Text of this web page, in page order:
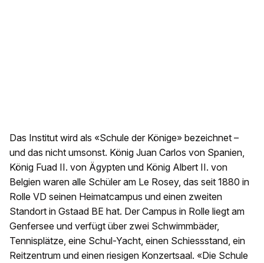
Das Institut wird als «Schule der Könige» bezeichnet –
und das nicht umsonst. König Juan Carlos von Spanien,
König Fuad II. von Ägypten und König Albert II. von
Belgien waren alle Schüler am Le Rosey, das seit 1880 in
Rolle VD seinen Heimatcampus und einen zweiten
Standort in Gstaad BE hat. Der Campus in Rolle liegt am
Genfersee und verfügt über zwei Schwimmbäder,
Tennisplätze, eine Schul-Yacht, einen Schiessstand, ein
Reitzentrum und einen riesigen Konzertsaal. «Die Schule